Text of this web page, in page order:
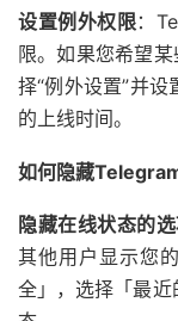
设置例外权限：
限。如果您希望
择“例外设置”并
的上线时间。
如何隐藏
隐藏在线状态的
其他用户显示您
全」，选择「最